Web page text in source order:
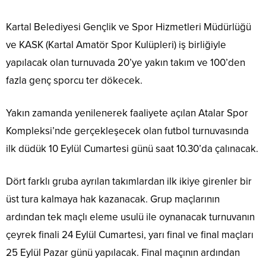
Kartal Belediyesi Gençlik ve Spor Hizmetleri Müdürlüğü
ve KASK (Kartal Amatör Spor Kulüpleri) iş birliğiyle
yapılacak olan turnuvada 20’ye yakın takım ve 100’den
fazla genç sporcu ter dökecek.
Yakın zamanda yenilenerek faaliyete açılan Atalar Spor
Kompleksi’nde gerçekleşecek olan futbol turnuvasında
ilk düdük 10 Eylül Cumartesi günü saat 10.30’da çalınacak.
Dört farklı gruba ayrılan takımlardan ilk ikiye girenler bir
üst tura kalmaya hak kazanacak. Grup maçlarının
ardından tek maçlı eleme usulü ile oynanacak turnuvanın
çeyrek finali 24 Eylül Cumartesi, yarı final ve final maçları
25 Eylül Pazar günü yapılacak. Final maçının ardından